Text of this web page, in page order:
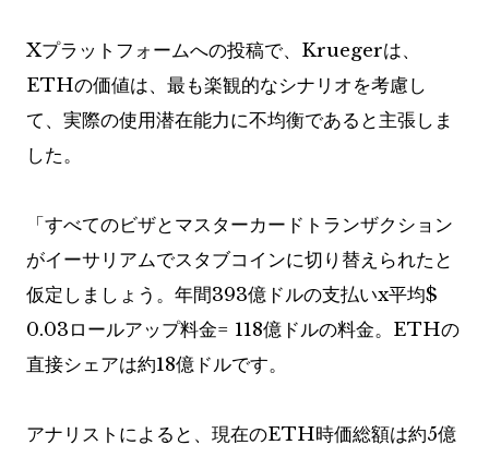
Xプラットフォームへの投稿で、Kruegerは、
ETHの価値は、最も楽観的なシナリオを考慮し
て、実際の使用潜在能力に不均衡であると主張しま
した。
「すべてのビザとマスターカードトランザクション
がイーサリアムでスタブコインに切り替えられたと
仮定しましょう。年間393億ドルの支払いx平均$
0.03ロールアップ料金= 118億ドルの料金。ETHの
直接シェアは約18億ドルです。
アナリストによると、現在のETH時価総額は約5億